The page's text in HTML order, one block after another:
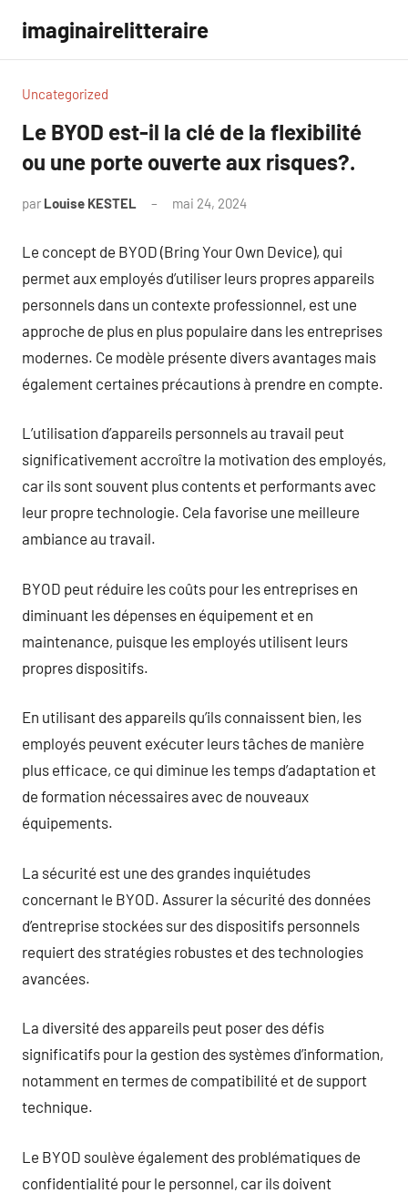
contenu
imaginairelitteraire
Uncategorized
Le BYOD est-il la clé de la flexibilité
ou une porte ouverte aux risques?.
par Louise KESTEL mai 24, 2024
Le concept de BYOD (Bring Your Own Device), qui
permet aux employés d’utiliser leurs propres appareils
personnels dans un contexte professionnel, est une
approche de plus en plus populaire dans les entreprises
modernes. Ce modèle présente divers avantages mais
également certaines précautions à prendre en compte.
L’utilisation d’appareils personnels au travail peut
significativement accroître la motivation des employés,
car ils sont souvent plus contents et performants avec
leur propre technologie. Cela favorise une meilleure
ambiance au travail.
BYOD peut réduire les coûts pour les entreprises en
diminuant les dépenses en équipement et en
maintenance, puisque les employés utilisent leurs
propres dispositifs.
En utilisant des appareils qu’ils connaissent bien, les
employés peuvent exécuter leurs tâches de manière
plus efficace, ce qui diminue les temps d’adaptation et
de formation nécessaires avec de nouveaux
équipements.
La sécurité est une des grandes inquiétudes
concernant le BYOD. Assurer la sécurité des données
d’entreprise stockées sur des dispositifs personnels
requiert des stratégies robustes et des technologies
avancées.
La diversité des appareils peut poser des défis
significatifs pour la gestion des systèmes d’information,
notamment en termes de compatibilité et de support
technique.
Le BYOD soulève également des problématiques de
confidentialité pour le personnel, car ils doivent